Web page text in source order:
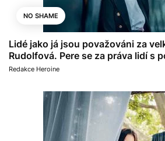
NO SHAME
Lidé jako já jsou považováni za
Rudolfová. Pere se za práva lidí s
Redakce Heroine